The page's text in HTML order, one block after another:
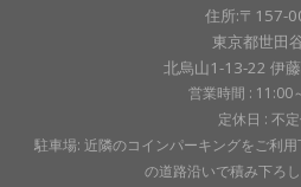
住所:〒157-
東京都世田
北烏山1-13-22 伊
営業時間 : 11:00
定休日 : 不
駐車場: 近隣のコインパーキングをご利
の道路沿いで積み下ろし